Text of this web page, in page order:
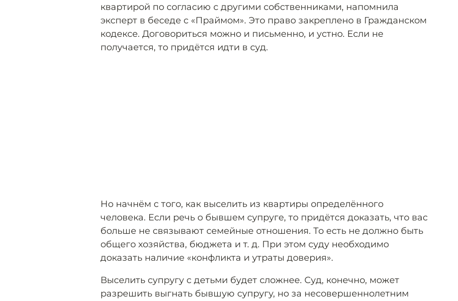
квартирой по согласию с другими собственниками, напомнила
эксперт в беседе с «Праймом». Это право закреплено в Гражданском
кодексе. Договориться можно и письменно, и устно. Если не
получается, то придётся идти в суд.
Но начнём с того, как выселить из квартиры определённого
человека. Если речь о бывшем супруге, то придётся доказать, что вас
больше не связывают семейные отношения. То есть не должно быть
общего хозяйства, бюджета и т. д. При этом суду необходимо
доказать наличие «конфликта и утраты доверия».
Выселить супругу с детьми будет сложнее. Суд, конечно, может
разрешить выгнать бывшую супругу, но за несовершеннолетним